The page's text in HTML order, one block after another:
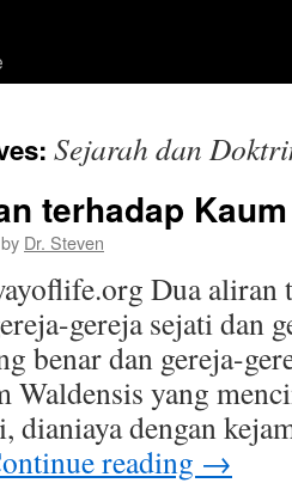
Sejarah dan
terhadap
by Dr. Steven
Dua aliran
gereja sejati dan
benar dan gereja-
Waldensis yang
dianiaya dengan
reading →